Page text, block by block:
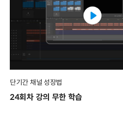
단기간 채널 성장법
24회차 강의 무한 학습